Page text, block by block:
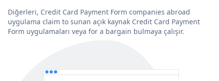
Diğerleri, Credit Card Payment Form companies abroad
uygulama claim to sunan açık kaynak Credit Card Payment
Form uygulamaları veya for a bargain bulmaya çalışır.